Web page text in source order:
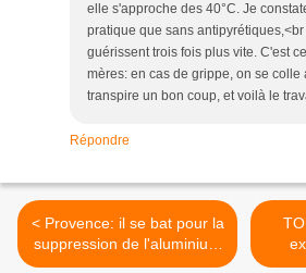
elle s'approche des 40°C. Je
pratique que sans
guérissent trois fois plus vite. C'est
mères: en cas de grippe, on se colle
transpire un bon coup, et voilà le
Répondre
< Provence: il se bat pour la
suppression de l'aluminium
vaccinal